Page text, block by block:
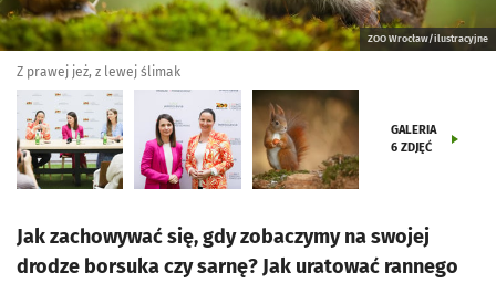
ZOO Wrocław/ilustracyjne
Z prawej jeż, z lewej ślimak
GALERIA
6 ZDJĘĆ
Jak zachowywać się, gdy zobaczymy na swojej
drodze borsuka czy sarnę? Jak uratować rannego